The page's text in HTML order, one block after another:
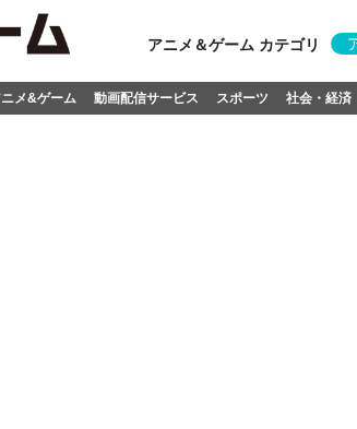
アニメ＆ゲーム カテゴリ
メ&ゲーム 動画配信サービス スポーツ 社会・経済